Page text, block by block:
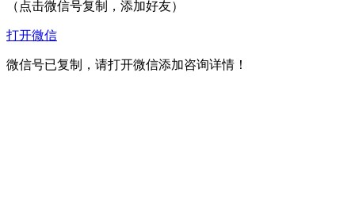
（点击微信号复制，添加好友）
打开微信
微信号已复制，请打开微信添加咨询详情！